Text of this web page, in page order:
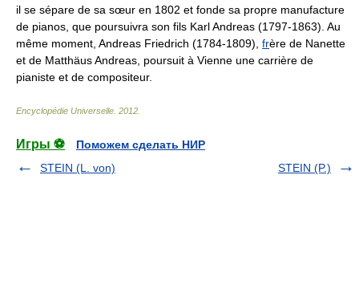
il se sépare de sa sœur en 1802 et fonde sa propre manufacture
de pianos, que poursuivra son fils Karl Andreas (1797-1863). Au
même moment, Andreas Friedrich (1784-1809), frère de Nanette
et de Matthäus Andreas, poursuit à Vienne une carrière de
pianiste et de compositeur.
Encyclopédie Universelle 2012
Игры ⚽
Поможем сделать НИР
STEIN (L. von)
STEIN (P.)